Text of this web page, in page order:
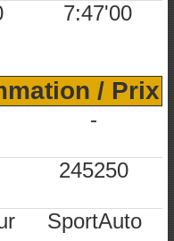
7:47'00
/ Prix
-
245250
SportAuto